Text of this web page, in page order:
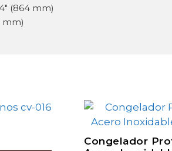
(864 mm)
mm)
Congelador